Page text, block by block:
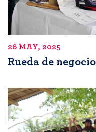
26 MAY, 2025
Rueda de